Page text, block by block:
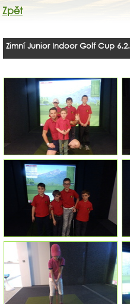
Zpět
Zimní Junior Indoor Golf Cup